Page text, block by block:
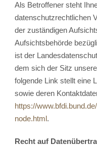
Als Betroffener steht
datenschutzrechtlichen
der zuständigen
Aufsichtsbehörde
ist der
dem sich der Sitz
folgende Link stellt eine
sowie deren
https://
node.html.
Recht auf